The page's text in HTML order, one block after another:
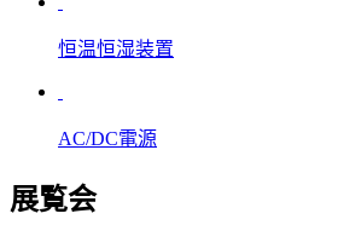
恒温恒湿装置
AC/DC電源
展覧会